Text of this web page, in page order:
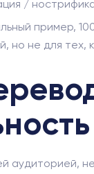
/
пример,
но не для
аудиторией,